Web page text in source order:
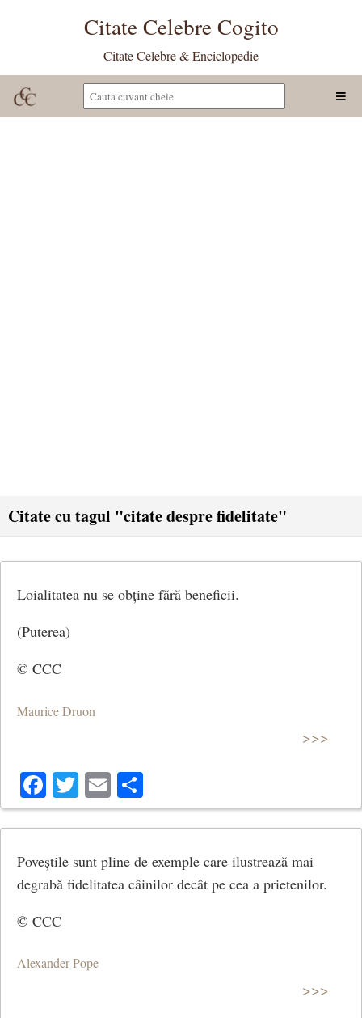
Citate Celebre Cogito
Citate Celebre & Enciclopedie
Citate cu tagul "citate despre fidelitate"
Loialitatea nu se obține fără beneficii.
(Puterea)
© CCC
Maurice Druon
>>>
Facebook
Twitter
Email
Poveștile sunt pline de exemple care ilustrează mai
degrabă fidelitatea câinilor decât pe cea a prietenilor.
© CCC
Alexander Pope
>>>